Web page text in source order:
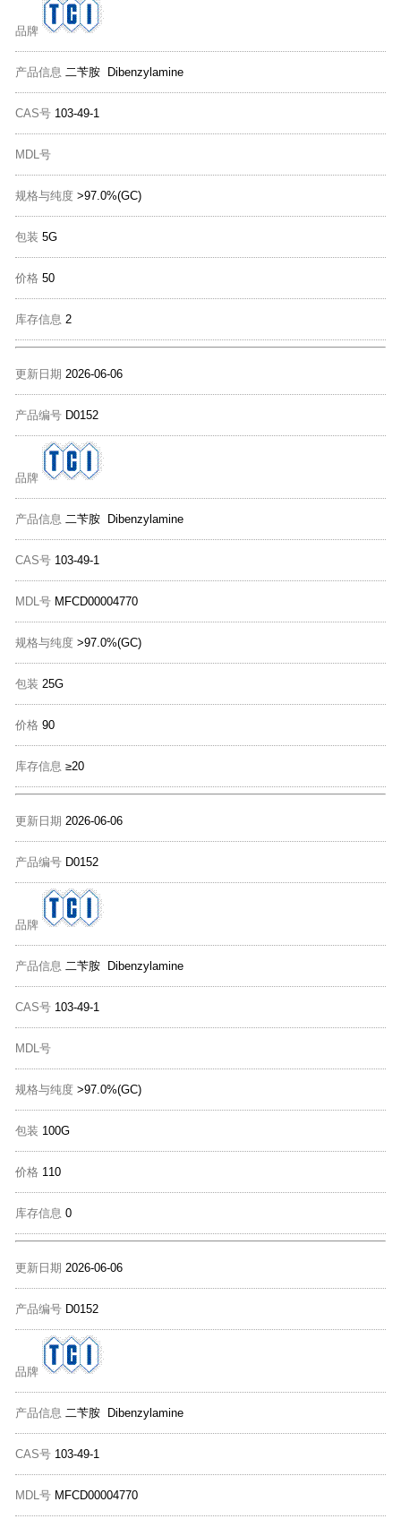
品牌
产品信息 二苄胺 Dibenzylamine
CAS号 103-49-1
MDL号
规格与纯度 >97.0%(GC)
包装 5G
价格 50
库存信息 2
更新日期 2026-06-06
产品编号 D0152
品牌
产品信息 二苄胺 Dibenzylamine
CAS号 103-49-1
MDL号 MFCD00004770
规格与纯度 >97.0%(GC)
包装 25G
价格 90
库存信息 ≥20
更新日期 2026-06-06
产品编号 D0152
品牌
产品信息 二苄胺 Dibenzylamine
CAS号 103-49-1
MDL号
规格与纯度 >97.0%(GC)
包装 100G
价格 110
库存信息 0
更新日期 2026-06-06
产品编号 D0152
品牌
产品信息 二苄胺 Dibenzylamine
CAS号 103-49-1
MDL号 MFCD00004770